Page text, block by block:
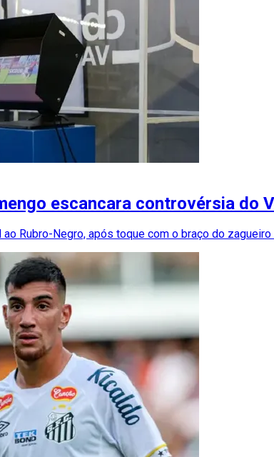
escancara controvérsia do
Rubro-Negro, após toque com o braço do